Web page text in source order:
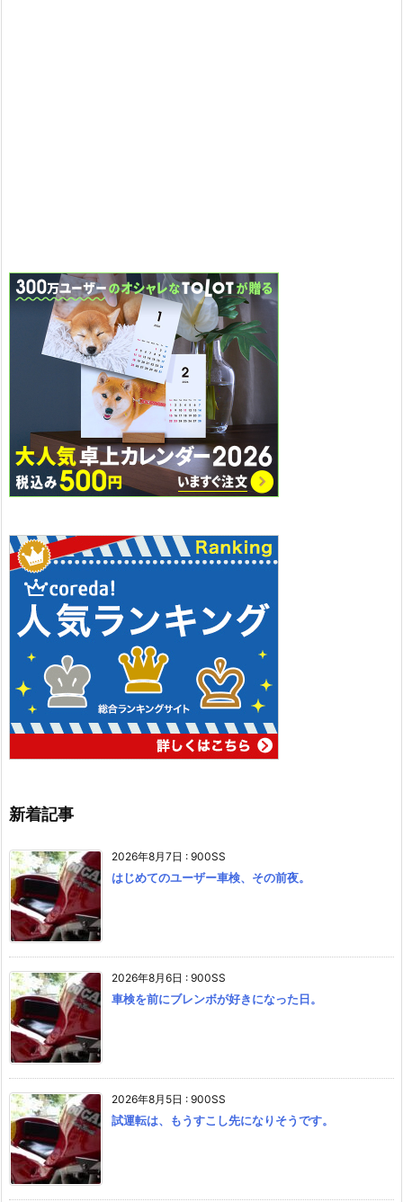
新着記事
2026年8月7日 : 900SS
はじめてのユーザー車検、その前夜。
2026年8月6日 : 900SS
車検を前にブレンボが好きになった日。
2026年8月5日 : 900SS
試運転は、もうすこし先になりそうです。